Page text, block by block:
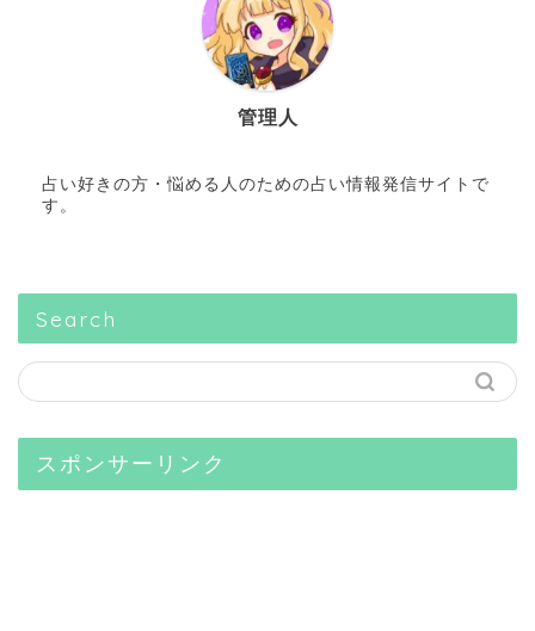
管理人
占い好きの方・悩める人のための占い情報発信サイトで
す。
Search
スポンサーリンク